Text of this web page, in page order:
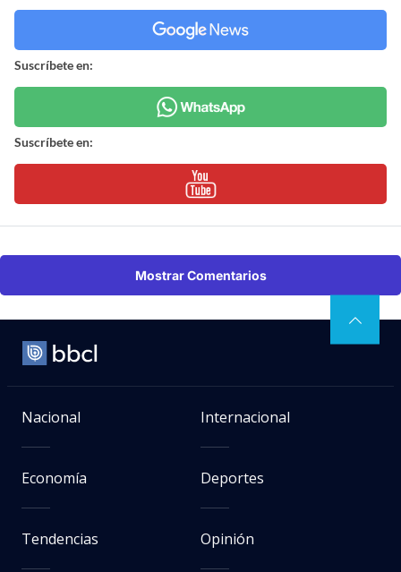
Suscríbete en:
Suscríbete en:
Mostrar Comentarios
Nacional Internacional
Economía Deportes
Tendencias Opinión